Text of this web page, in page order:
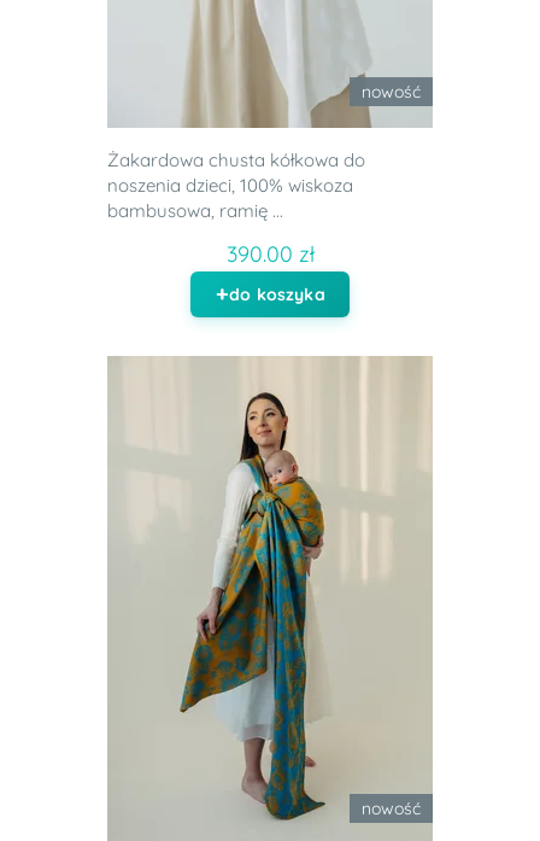
nowość
Żakardowa chusta kółkowa do
noszenia dzieci, 100% wiskoza
bambusowa, ramię ...
390.00 zł
do koszyka
nowość